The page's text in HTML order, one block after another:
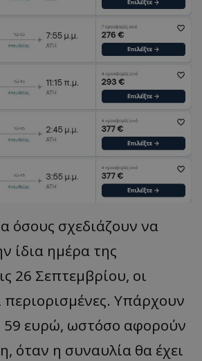
όσους σχεδιάζουν να
ίδια ημέρα της
26 Σεπτεμβρίου, οι
περιορισμένες. Υπάρχουν
59 ευρώ, ωστόσο αφορούν
όταν η συναυλία θα έχει